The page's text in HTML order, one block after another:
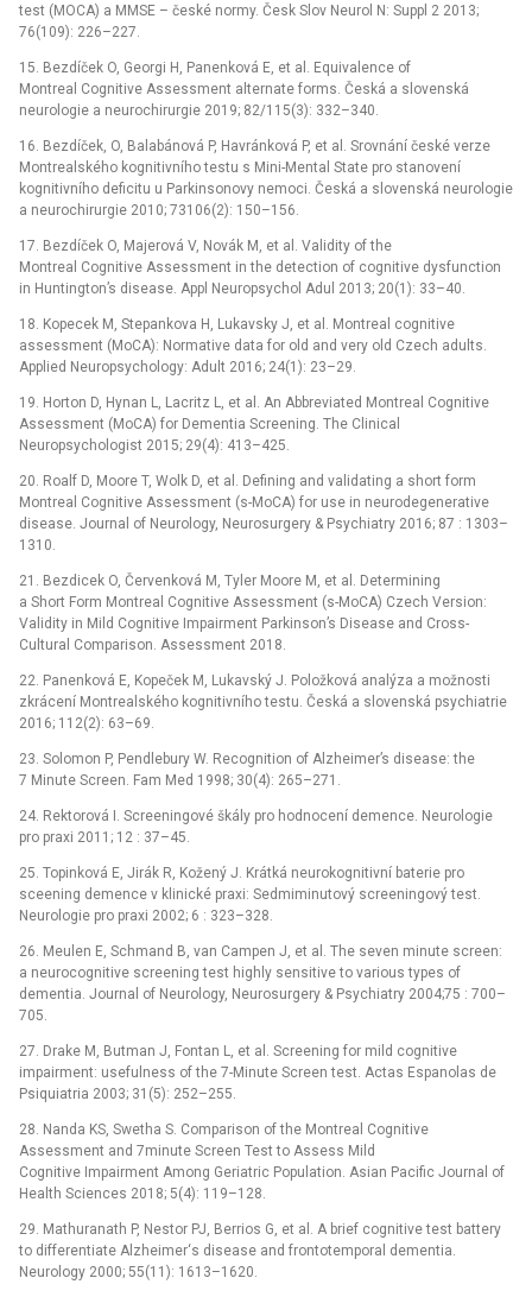
test (MOCA) a MMSE –⁠ české normy. Česk Slov Neurol N: Suppl 2 2013;
76(109): 226–227.
15. Bezdíček O, Georgi H, Panenková E, et al. Equivalence of
Montreal Cognitive Assessment alternate forms. Česká a slovenská
neurologie a neurochirurgie 2019; 82/115(3): 332–340.
16. Bezdíček, O, Balabánová P, Havránková P, et al. Srovnání české verze
Montrealského kognitivního testu s Mini-Mental State pro stanovení
kognitivního deficitu u Parkinsonovy nemoci. Česká a slovenská neurologie
a neurochirurgie 2010; 73106(2): 150–156.
17. Bezdíček O, Majerová V, Novák M, et al. Validity of the
Montreal Cognitive Assessment in the detection of cognitive dysfunction
in Huntington’s disease. Appl Neuropsychol Adul 2013; 20(1): 33–40.
18. Kopecek M, Stepankova H, Lukavsky J, et al. Montreal cognitive
assessment (MoCA): Normative data for old and very old Czech adults.
Applied Neuropsychology: Adult 2016; 24(1): 23–29.
19. Horton D, Hynan L, Lacritz L, et al. An Abbreviated Montreal Cognitive
Assessment (MoCA) for Dementia Screening. The Clinical
Neuropsychologist 2015; 29(4): 413–425.
20. Roalf D, Moore T, Wolk D, et al. Defining and validating a short form
Montreal Cognitive Assessment (s-MoCA) for use in neurodegenerative
disease. Journal of Neurology, Neurosurgery & Psychiatry 2016; 87 : 1303–
1310.
21. Bezdicek O, Červenková M, Tyler Moore M, et al. Determining
a Short Form Montreal Cognitive Assessment (s-MoCA) Czech Version:
Validity in Mild Cognitive Impairment Parkinson’s Disease and Cross-
Cultural Comparison. Assessment 2018.
22. Panenková E, Kopeček M, Lukavský J. Položková analýza a možnosti
zkrácení Montrealského kognitivního testu. Česká a slovenská psychiatrie
2016; 112(2): 63–69.
23. Solomon P, Pendlebury W. Recognition of Alzheimer’s disease: the
7 Minute Screen. Fam Med 1998; 30(4): 265–271.
24. Rektorová I. Screeningové škály pro hodnocení demence. Neurologie
pro praxi 2011; 12 : 37–45.
25. Topinková E, Jirák R, Kožený J. Krátká neurokognitivní baterie pro
sceening demence v klinické praxi: Sedmiminutový screeningový test.
Neurologie pro praxi 2002; 6 : 323–328.
26. Meulen E, Schmand B, van Campen J, et al. The seven minute screen:
a neurocognitive screening test highly sensitive to various types of
dementia. Journal of Neurology, Neurosurgery & Psychiatry 2004;75 : 700–
705.
27. Drake M, Butman J, Fontan L, et al. Screening for mild cognitive
impairment: usefulness of the 7-Minute Screen test. Actas Espanolas de
Psiquiatria 2003; 31(5): 252–255.
28. Nanda KS, Swetha S. Comparison of the Montreal Cognitive
Assessment and 7minute Screen Test to Assess Mild
Cognitive Impairment Among Geriatric Population. Asian Pacific Journal of
Health Sciences 2018; 5(4): 119–128.
29. Mathuranath P, Nestor PJ, Berrios G, et al. A brief cognitive test battery
to differentiate Alzheimer‘s disease and frontotemporal dementia.
Neurology 2000; 55(11): 1613–1620.